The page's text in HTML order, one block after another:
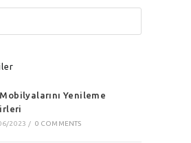
Yenileme
2023 / 0 COMMENTS